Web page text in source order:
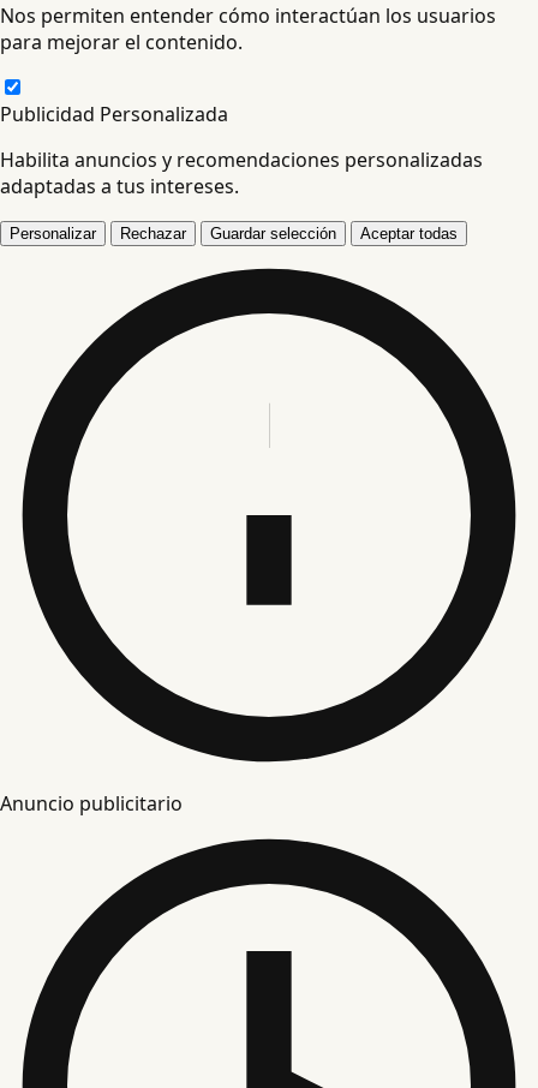
Nos permiten entender cómo interactúan los usuarios
para mejorar el contenido.
Publicidad Personalizada
Habilita anuncios y recomendaciones personalizadas
adaptadas a tus intereses.
Personalizar Rechazar Guardar selección Aceptar todas
Anuncio publicitario